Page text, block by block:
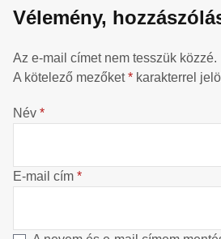
Vélemény,
Az e-mail címet nem tesszük közzé.
A kötelező mezőket* karakterrel
Név *
E-mail cím *